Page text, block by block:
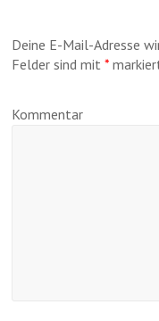
Deine E-Mail-Adresse
Felder sind mit*
Kommentar